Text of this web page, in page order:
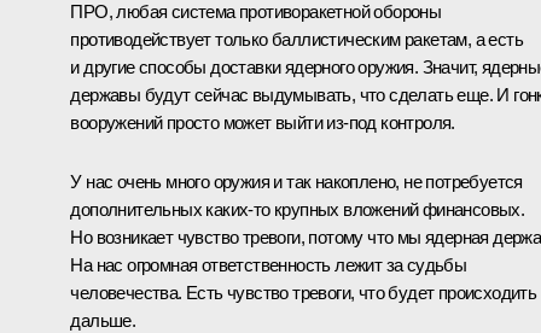
ПРО, любая система противоракетной обороны
противодействует только баллистическим ракетам, а есть
и другие способы доставки ядерного оружия. Значит,
державы будут сейчас выдумывать, что сделать еще. И
вооружений просто может выйти из‑под контроля.
У нас очень много оружия и так накоплено, не потребуется
дополнительных каких‑то крупных вложений финансовых.
Но возникает чувство тревоги, потому что мы ядерная
На нас огромная ответственность лежит за судьбы
человечества. Есть чувство тревоги, что будет происходить
дальше.